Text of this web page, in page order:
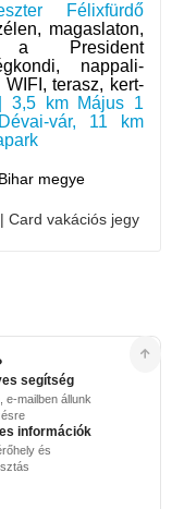
Félixfürdő
magaslaton,
a President
nappali-
terasz, kert-
km Május 1
vár, 11 km
Bihar megye
Card vakációs jegy
segítség
e-mailben állunk
információk
és